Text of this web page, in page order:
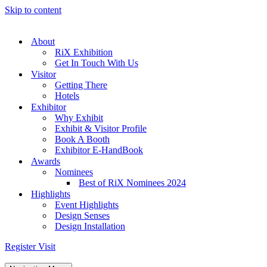
Skip to content
About
RiX Exhibition
Get In Touch With Us
Visitor
Getting There
Hotels
Exhibitor
Why Exhibit
Exhibit & Visitor Profile
Book A Booth
Exhibitor E-HandBook
Awards
Nominees
Best of RiX Nominees 2024
Highlights
Event Highlights
Design Senses
Design Installation
Register Visit